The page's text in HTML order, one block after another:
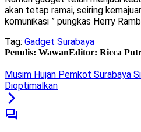
akan tetap ramai, seiring
komunikasi ” pungkas Herry
Tag: Gadget Surabaya
Penulis: WawanEditor: Ricca
Musim Hujan Pemkot Surabaya
Dioptimalkan